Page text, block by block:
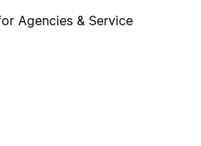
Agencies & Service